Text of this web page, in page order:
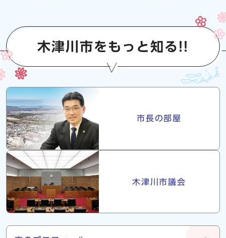
木津川市をもっと知る!!
市長・議会
市長の部屋
木津川市議会
市について